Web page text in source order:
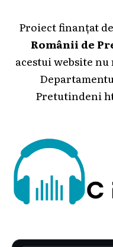
Proiect finanțat de
Românii de
acestui website
Pretutindeni